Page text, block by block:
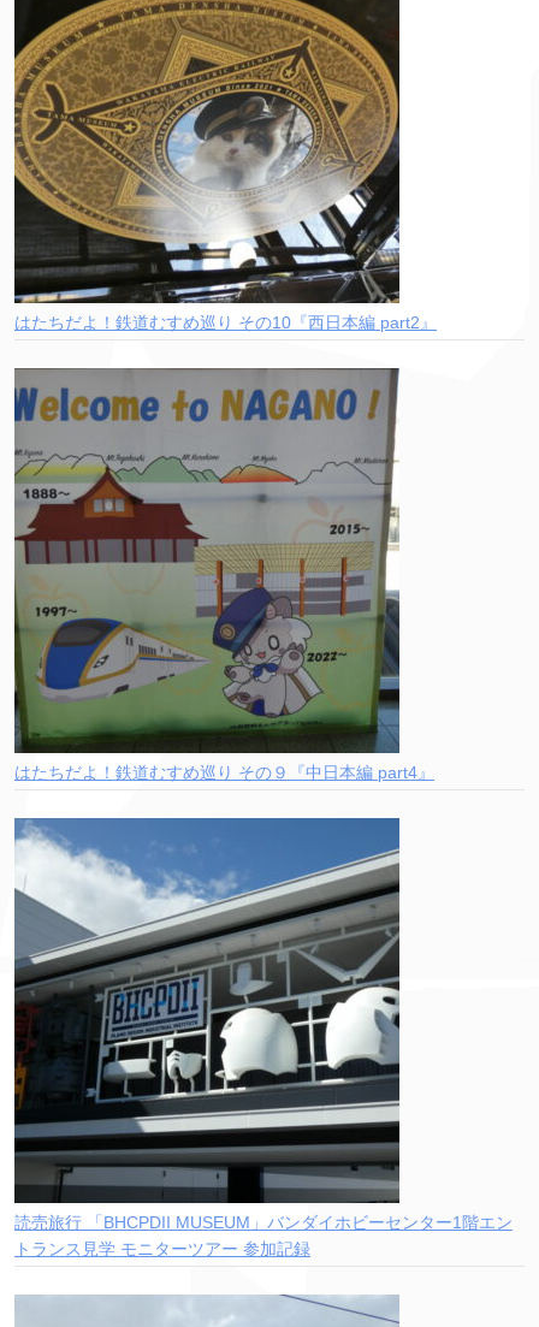
はたちだよ！鉄道むすめ巡り その10『西日本編 part2』
はたちだよ！鉄道むすめ巡り その９『中日本編 part4』
読売旅行 「BHCPDII MUSEUM」バンダイホビーセンター1階エン
トランス見学 モニターツアー 参加記録